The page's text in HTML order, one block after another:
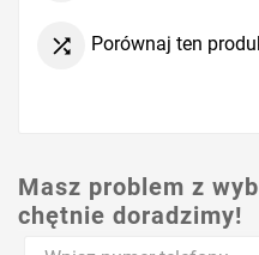
 Porównaj ten
Masz problem z
chętnie doradzimy!